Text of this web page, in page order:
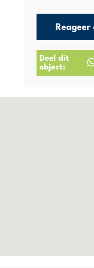
Reageer
Deel dit
object: